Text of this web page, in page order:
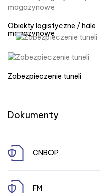
Obiekty logistyczne / hale
magazynowe
Zabezpieczenie tuneli
Dokumenty
CNBOP
FM